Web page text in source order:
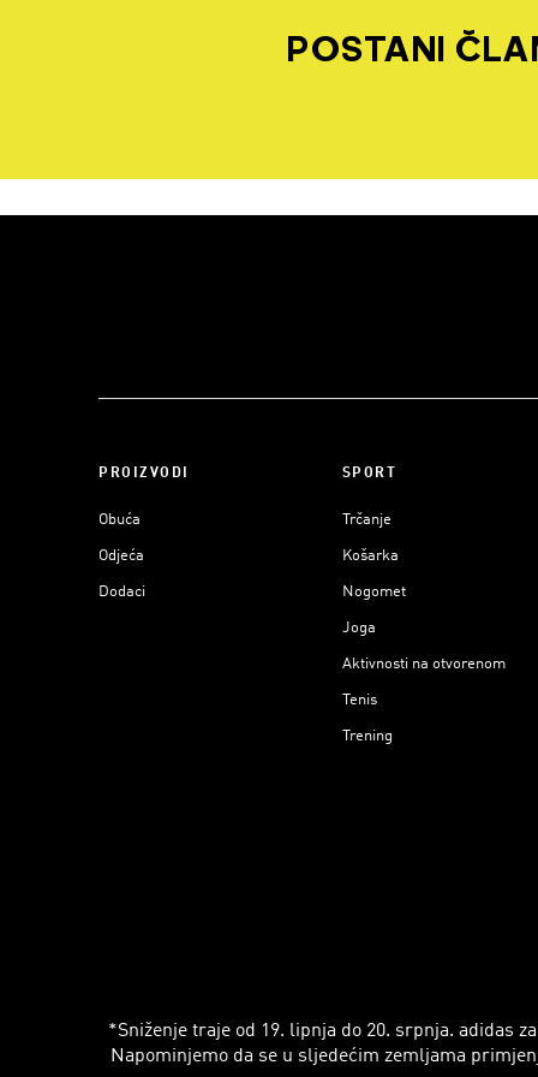
POSTANI
PROIZVODI
Obuća
Odjeća
Dodaci
SPORT
Trčanje
Košarka
Nogomet
Joga
Aktivnosti na otvorenom
Tenis
Trening
*Sniženje traje od 19. lipnja do 20. srpnja. adidas
Napominjemo da se u sljedećim zemljama